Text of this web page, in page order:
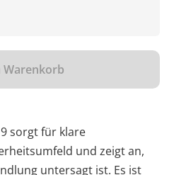
Warenkorb
sorgt für klare
und zeigt an,
untersagt ist. Es ist